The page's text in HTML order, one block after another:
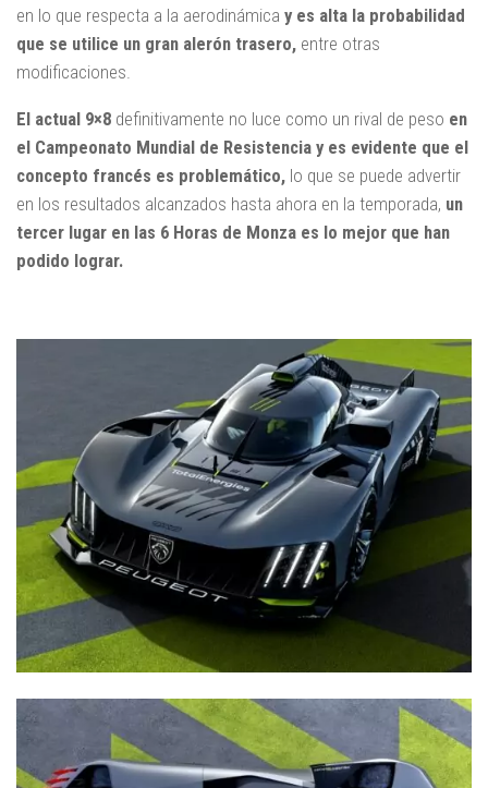
en lo que respecta a la aerodinámica y es alta la probabilidad
que se utilice un gran alerón trasero, entre otras
modificaciones.
El actual 9×8 definitivamente no luce como un rival de peso en
el Campeonato Mundial de Resistencia y es evidente que el
concepto francés es problemático, lo que se puede advertir
en los resultados alcanzados hasta ahora en la temporada, un
tercer lugar en las 6 Horas de Monza es lo mejor que han
podido lograr.